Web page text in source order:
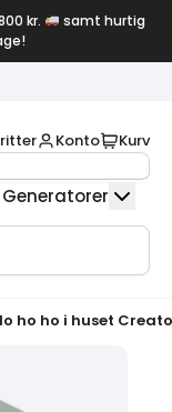
kr.
samt hurtig
Konto Kurv
Generatorer
ho ho i huset